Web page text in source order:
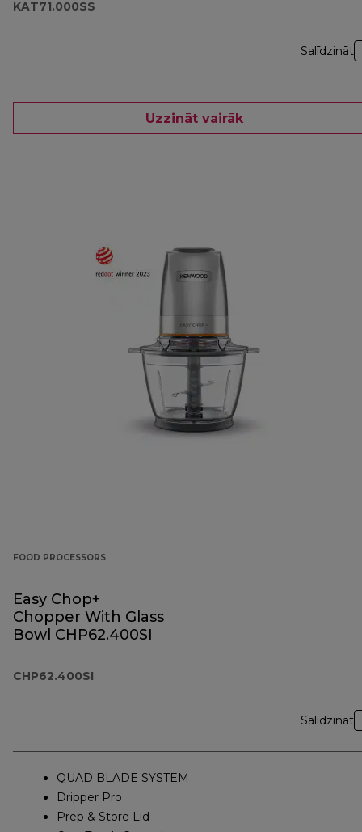
KAT71.000SS
Salīdzināt
Uzzināt vairāk
FOOD PROCESSORS
Easy Chop+
Chopper With Glass
Bowl CHP62.400SI
CHP62.400SI
Salīdzināt
QUAD BLADE SYSTEM
Dripper Pro
Prep & Store Lid